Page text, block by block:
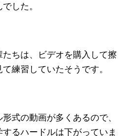
した。
ちは、ビデオを購入して擦
練習していたそうです。
式の動画が多くあるので、
るハードルは下がっていま